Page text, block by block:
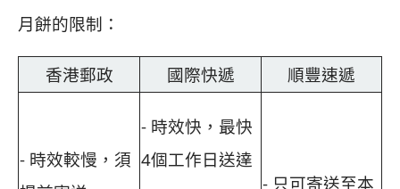
月餅的限制：
香港郵政 國際快遞 順豐速遞
- 時效較慢，須
- 時效快，最快
4個工作日送達
- 只可寄送至本